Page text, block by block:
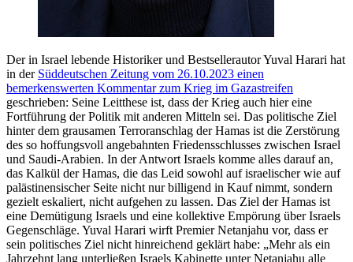
Der in Israel lebende Historiker und Bestsellerautor Yuval Harari hat
in der Süddeutschen Zeitung vom 26.10.2023 einen
bemerkenswerten Kommentar zum Krieg im Gazastreifen
geschrieben: Seine Leitthese ist, dass der Krieg auch hier eine
Fortführung der Politik mit anderen Mitteln sei. Das politische Ziel
hinter dem grausamen Terroranschlag der Hamas ist die Zerstörung
des so hoffungsvoll angebahnten Friedensschlusses zwischen Israel
und Saudi-Arabien. In der Antwort Israels komme alles darauf an,
das Kalkül der Hamas, die das Leid sowohl auf israelischer wie auf
palästinensischer Seite nicht nur billigend in Kauf nimmt, sondern
gezielt eskaliert, nicht aufgehen zu lassen. Das Ziel der Hamas ist
eine Demütigung Israels und eine kollektive Empörung über Israels
Gegenschläge. Yuval Harari wirft Premier Netanjahu vor, dass er
sein politisches Ziel nicht hinreichend geklärt habe: „Mehr als ein
Jahrzehnt lang unterließen Israels Kabinette unter Netanjahu alle